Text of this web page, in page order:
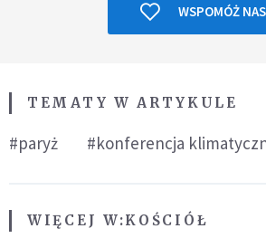
WSPOMÓŻ NAS
TEMATY W ARTYKULE
#paryż #konferencja
WIĘCEJ W:KOŚCIÓŁ